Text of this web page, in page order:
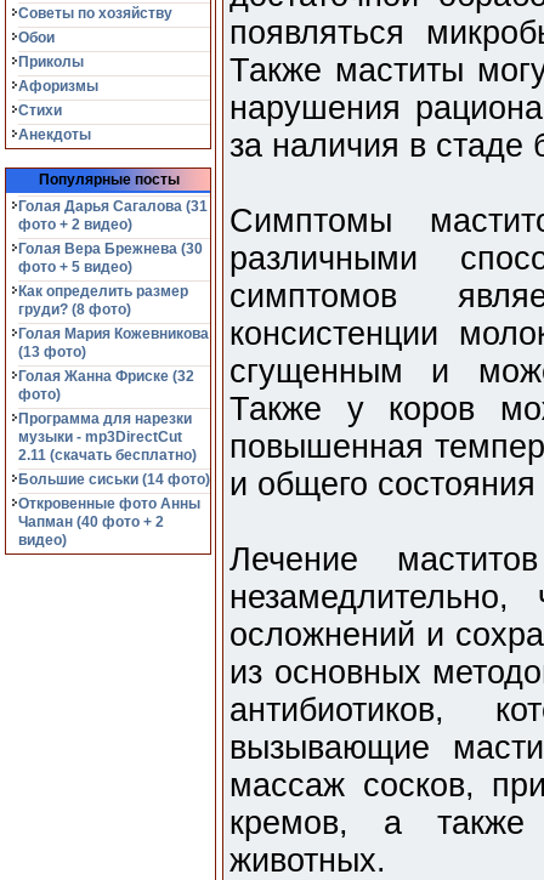
Советы по хозяйству
Обои
Приколы
Афоризмы
Стихи
Анекдоты
Популярные посты
Голая Дарья Сагалова (31
фото + 2 видео)
Голая Вера Брежнева (30
фото + 5 видео)
Как определить размер
груди? (8 фото)
Голая Мария Кожевникова
(13 фото)
Голая Жанна Фриске (32
фото)
Программа для нарезки
музыки - mp3DirectCut
2.11 (cкачать бесплатно)
Большие сиськи (14 фото)
Откровенные фото Анны
Чапман (40 фото + 2
видео)
появляться
Также маститы
нарушения
за наличия в стаде
Симптомы
различными
симптомов
консистенции
сгущенным и
Также у коров
повышенная
и общего
Лечение
незамедлительно,
осложнений и
из основных
антибиотиков,
вызывающие
массаж сосков,
кремов, а также
животных.